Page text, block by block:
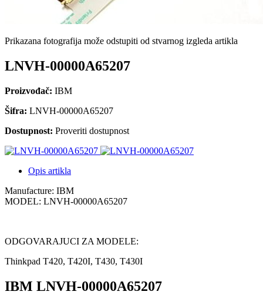
Prikazana fotografija može odstupiti od stvarnog izgleda artikla
LNVH-00000A65207
Proizvođač: IBM
Šifra: LNVH-00000A65207
Dostupnost: Proveriti dostupnost
Opis artikla
Manufacture: IBM
MODEL: LNVH-00000A65207
ODGOVARAJUCI ZA MODELE:
Thinkpad T420, T420I, T430, T430I
IBM LNVH-00000A65207